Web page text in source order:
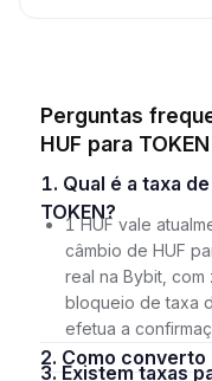
Perguntas
HUF para TOKEN
1. Qual é a taxa de câmbio atual de HUF para
TOKEN?
1 HUF vale
câmbio de HUF
real na Bybit,
bloqueio de taxa
efetua a
2. Como
3. Existem taxas para converter HUF para